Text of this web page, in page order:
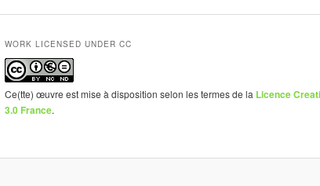
WORK LICENSED UNDER CC
Ce(tte) œuvre est mise à disposition selon les termes de la Licence
3.0 France.